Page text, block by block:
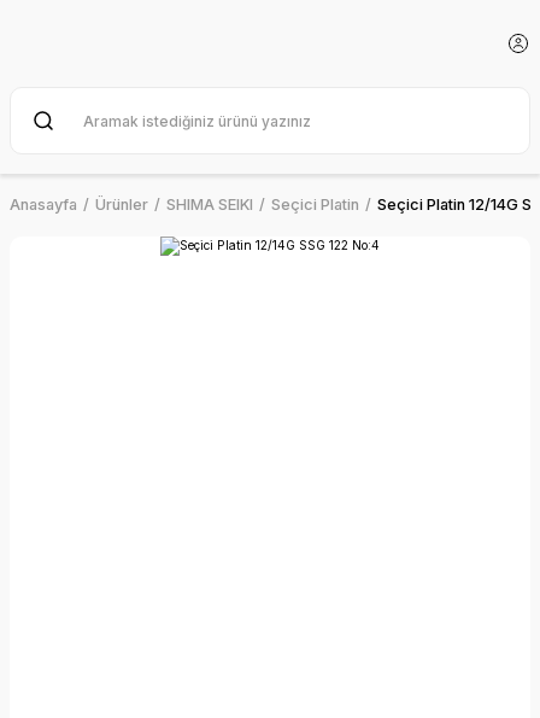
Anasayfa Ürünler SHIMA SEIKI Seçici Platin Seçici Platin 12/14G